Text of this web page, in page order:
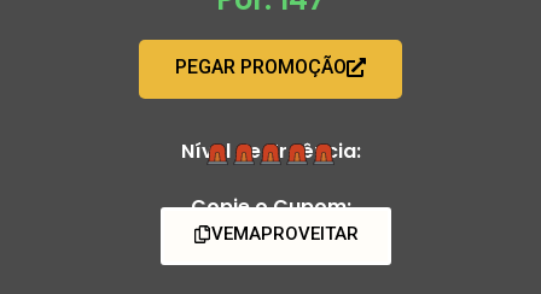
PEGAR PROMOÇÃO
Nível de Urgência:
Copie o Cupom:
VEMAPROVEITAR